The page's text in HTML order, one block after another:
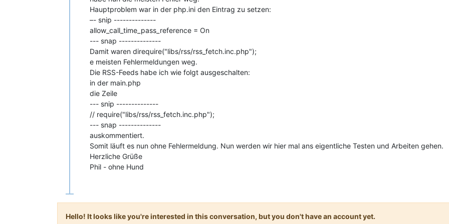
Hauptproblem war in der php.ini den Eintrag zu setzen:
–- snip --------------
allow_call_time_pass_reference = On
--- snap --------------
Damit waren direquire("libs/rss/rss_fetch.inc.php");
e meisten Fehlermeldungen weg.
Die RSS-Feeds habe ich wie folgt ausgeschalten:
in der main.php
die Zeile
--- snip --------------
// require("libs/rss/rss_fetch.inc.php");
--- snap --------------
auskommentiert.
Somit läuft es nun ohne Fehlermeldung. Nun werden wir hier mal ans eigentliche Testen und Arbeiten gehen.
Herzliche Grüße
Phil - ohne Hund
Hello! It looks like you're interested in this conversation, but you don't have an account yet.